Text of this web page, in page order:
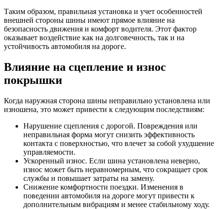
Таким образом, правильная установка и учет особенностей
внешней стороны шины имеют прямое влияние на
безопасность движения и комфорт водителя. Этот фактор
оказывает воздействие как на долговечность, так и на
устойчивость автомобиля на дороге.
Влияние на сцепление и износ
покрышки
Когда наружная сторона шины неправильно установлена или
изношена, это может привести к следующим последствиям:
Нарушение сцепления с дорогой. Повреждения или
неправильная форма могут снизить эффективность
контакта с поверхностью, что влечет за собой ухудшение
управляемости.
Ускоренный износ. Если шина установлена неверно,
износ может быть неравномерным, что сокращает срок
службы и повышает затраты на замену.
Снижение комфортности поездки. Изменения в
поведении автомобиля на дороге могут привести к
дополнительным вибрациям и менее стабильному ходу.